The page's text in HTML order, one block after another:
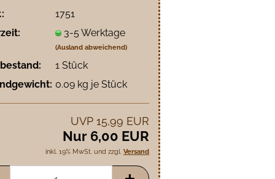
1751
3-5 Werktage
(Ausland abweichend)
1Stück
0.09 kg je Stück
UVP 15,99 EUR
Nur 6,00 EUR
inkl. 19% MwSt. und zzgl. Versand